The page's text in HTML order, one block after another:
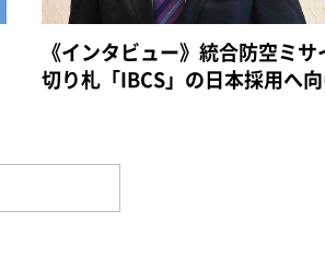
《インタビュー》統合防空ミ
切り札「IBCS」の日本採用へ